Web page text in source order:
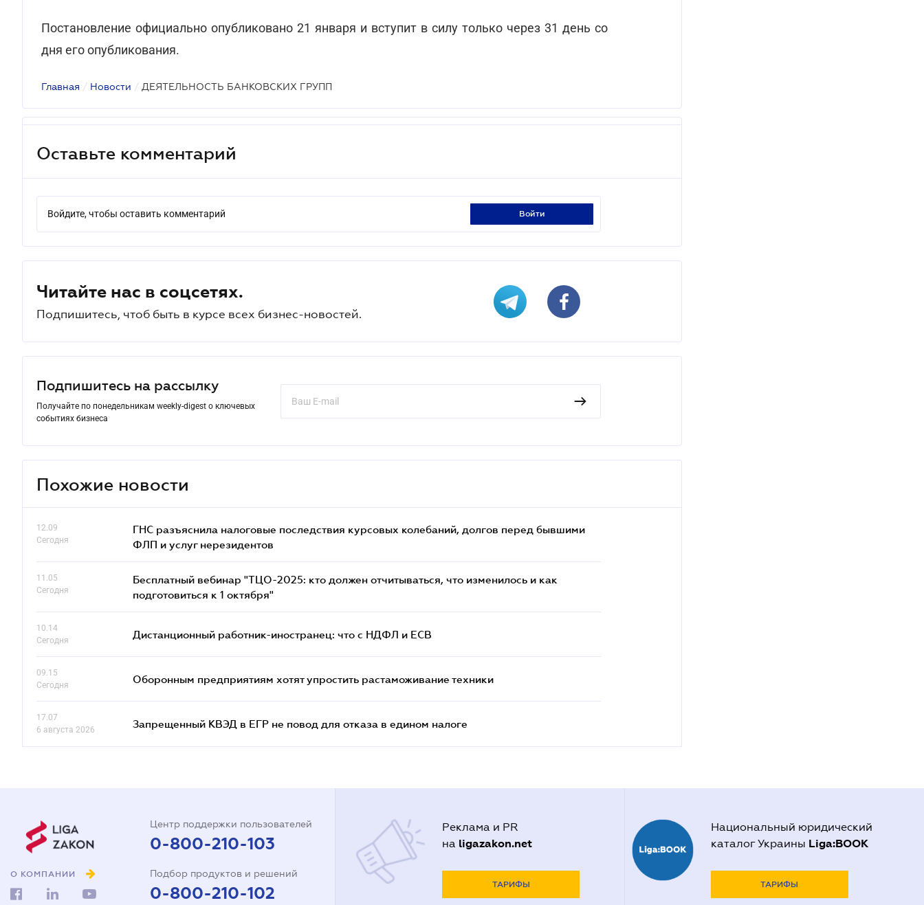
Постановление официально опубликовано 21 января и вступит в силу только через 31 день со
дня его опубликования.
Главная / Новости / ДЕЯТЕЛЬНОСТЬ БАНКОВСКИХ ГРУПП
Оставьте комментарий
Войдите, чтобы оставить комментарий войти
Читайте нас в соцсетях.
Подпишитесь, чтоб быть в курсе всех бизнес-новостей.
Подпишитесь на рассылку
Получайте по понедельникам weekly-digest о ключевых
событиях бизнеса
Похожие новости
12.09
Сегодня
ГНС разъяснила налоговые последствия курсовых колебаний, долгов перед бывшими
ФЛП и услуг нерезидентов
11.05
Сегодня
Бесплатный вебинар "ТЦО-2025: кто должен отчитываться, что изменилось и как
подготовиться к 1 октября"
10.14
Сегодня
Дистанционный работник-иностранец: что с НДФЛ и ЕСВ
09.15
Сегодня
Оборонным предприятиям хотят упростить растаможивание техники
17.07
6 августа 2026
Запрещенный КВЭД в ЕГР не повод для отказа в едином налоге
О КОМПАНИИ
Центр поддержки пользователей
0-800-210-103
Подбор продуктов и решений
0-800-210-102
Реклама и PR
на ligazakon.net
ТАРИФЫ
Национальный юридический
каталог Украины Liga:BOOK
ТАРИФЫ